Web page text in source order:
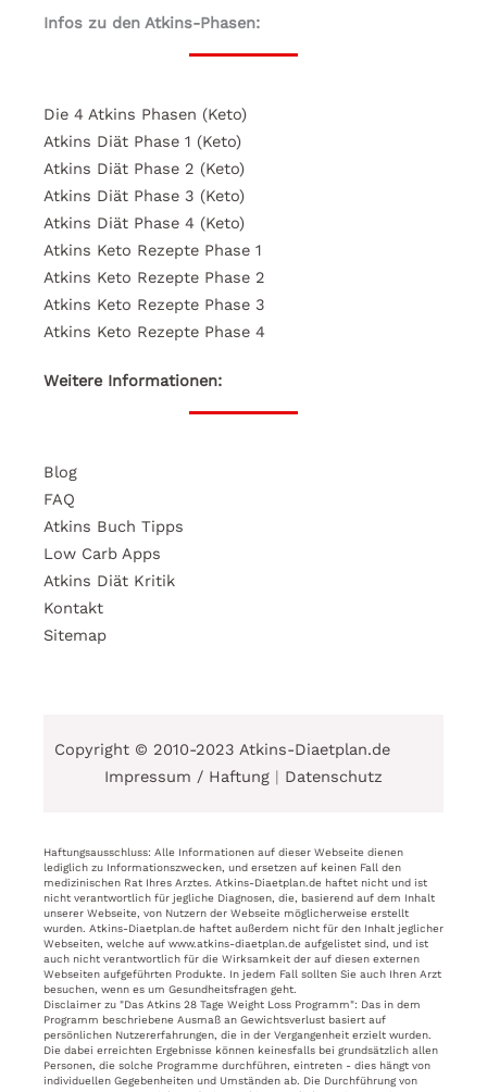
Infos zu den Atkins-Phasen:
Die 4 Atkins Phasen (Keto)
Atkins Diät Phase 1 (Keto)
Atkins Diät Phase 2 (Keto)
Atkins Diät Phase 3 (Keto)
Atkins Diät Phase 4 (Keto)
Atkins Keto Rezepte Phase 1
Atkins Keto Rezepte Phase 2
Atkins Keto Rezepte Phase 3
Atkins Keto Rezepte Phase 4
Weitere Informationen:
Blog
FAQ
Atkins Buch Tipps
Low Carb Apps
Atkins Diät Kritik
Kontakt
Sitemap
Copyright © 2010-2023 Atkins-Diaetplan.de
Impressum / Haftung | Datenschutz
Haftungsausschluss: Alle Informationen auf dieser Webseite dienen
lediglich zu Informationszwecken, und ersetzen auf keinen Fall den
medizinischen Rat Ihres Arztes. Atkins-Diaetplan.de haftet nicht und ist
nicht verantwortlich für jegliche Diagnosen, die, basierend auf dem Inhalt
unserer Webseite, von Nutzern der Webseite möglicherweise erstellt
wurden. Atkins-Diaetplan.de haftet außerdem nicht für den Inhalt jeglicher
Webseiten, welche auf www.atkins-diaetplan.de aufgelistet sind, und ist
auch nicht verantwortlich für die Wirksamkeit der auf diesen externen
Webseiten aufgeführten Produkte. In jedem Fall sollten Sie auch Ihren Arzt
besuchen, wenn es um Gesundheitsfragen geht.
Disclaimer zu "Das Atkins 28 Tage Weight Loss Programm": Das in dem
Programm beschriebene Ausmaß an Gewichtsverlust basiert auf
persönlichen Nutzererfahrungen, die in der Vergangenheit erzielt wurden.
Die dabei erreichten Ergebnisse können keinesfalls bei grundsätzlich allen
Personen, die solche Programme durchführen, eintreten - dies hängt von
individuellen Gegebenheiten und Umständen ab. Die Durchführung von